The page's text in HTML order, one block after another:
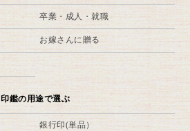
卒業・成人・就職
お嫁さんに贈る
印鑑の用途で選ぶ
銀行印(単品）